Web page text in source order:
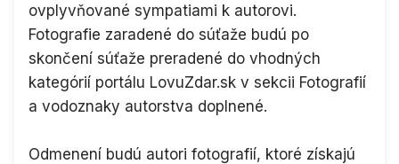
ovplyvňované sympatiami k autorovi.
Fotografie zaradené do súťaže budú po
skončení súťaže preradené do vhodných
kategórií portálu LovuZdar.sk v sekcii Fotografií
a vodoznaky autorstva doplnené.
Odmenení budú autori fotografií, ktoré získajú